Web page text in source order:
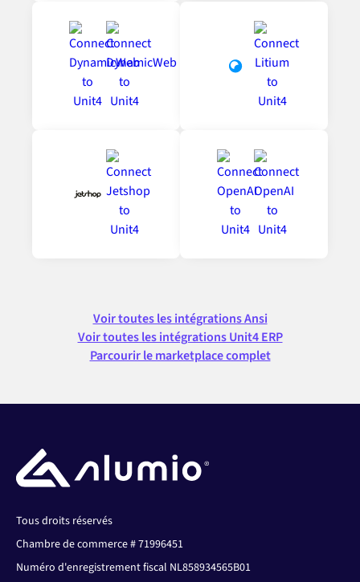
Voir toutes les intégrations Ansi
Voir toutes les intégrations Unit4 ERP
Parcourir le marketplace complet
Tous droits réservés
Chambre de commerce # 71996451
Numéro d'enregistrement fiscal NL858934565B01